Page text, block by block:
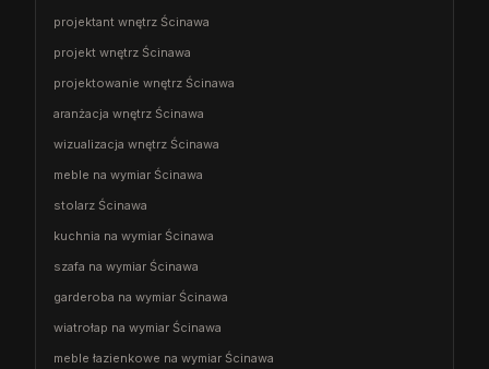
projektant wnętrz Ścinawa
projekt wnętrz Ścinawa
projektowanie wnętrz Ścinawa
aranżacja wnętrz Ścinawa
wizualizacja wnętrz Ścinawa
meble na wymiar Ścinawa
stolarz Ścinawa
kuchnia na wymiar Ścinawa
szafa na wymiar Ścinawa
garderoba na wymiar Ścinawa
wiatrołap na wymiar Ścinawa
meble łazienkowe na wymiar Ścinawa